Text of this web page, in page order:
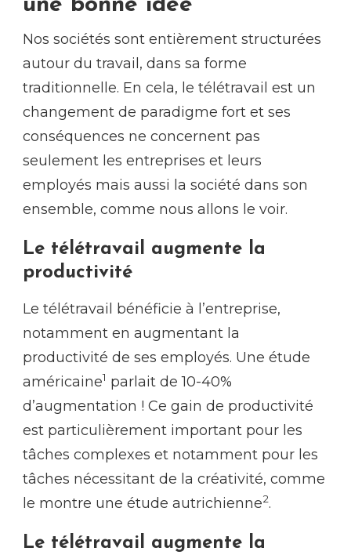
une bonne idée
Nos sociétés sont entièrement structurées
autour du travail, dans sa forme
traditionnelle. En cela, le télétravail est un
changement de paradigme fort et ses
conséquences ne concernent pas
seulement les entreprises et leurs
employés mais aussi la société dans son
ensemble, comme nous allons le voir.
Le télétravail augmente la
productivité
Le télétravail bénéficie à l’entreprise,
notamment en augmentant la
productivité de ses employés. Une étude
américaine1 parlait de 10-40%
d’augmentation ! Ce gain de productivité
est particulièrement important pour les
tâches complexes et notamment pour les
tâches nécessitant de la créativité, comme
le montre une étude autrichienne2.
Le télétravail augmente la